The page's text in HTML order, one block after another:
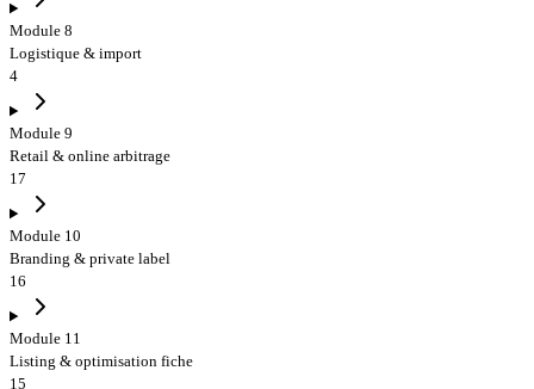
Module 8
Logistique & import
4
Module 9
Retail & online arbitrage
17
Module 10
Branding & private label
16
Module 11
Listing & optimisation fiche
15